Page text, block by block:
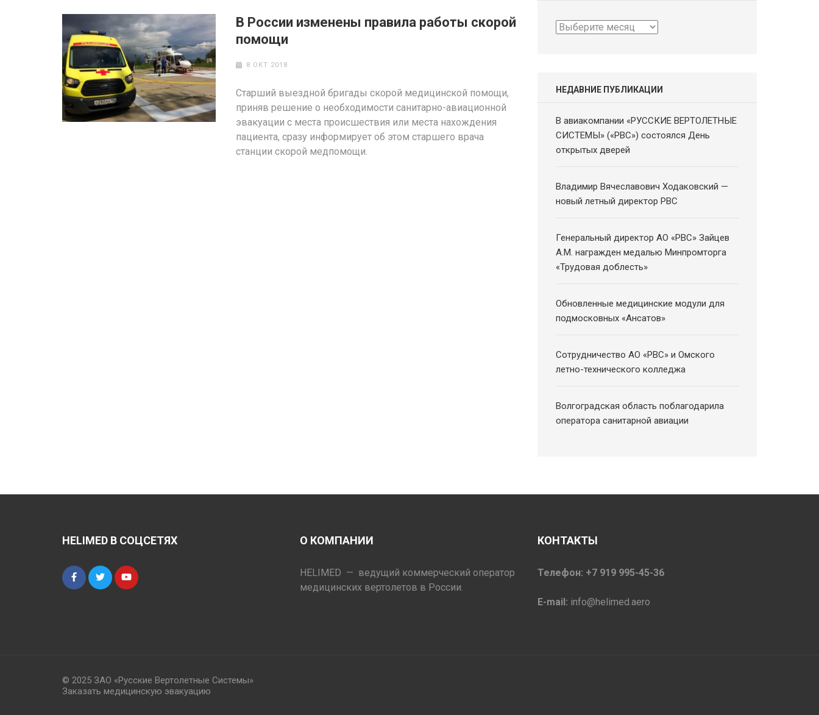
В России изменены правила работы скорой
помощи
8 ОКТ 2018
Старший выездной бригады скорой медицинской помощи,
приняв решение о необходимости санитарно-авиационной
эвакуации с места происшествия или места нахождения
пациента, сразу информирует об этом старшего врача
станции скорой медпомощи.
Архив
НЕДАВНИЕ ПУБЛИКАЦИИ
В авиакомпании «РУССКИЕ ВЕРТОЛЕТНЫЕ
СИСТЕМЫ» («РВС») состоялся День
открытых дверей
Владимир Вячеславович Ходаковский —
новый летный директор РВС
Генеральный директор АО «РВС» Зайцев
А.М. награжден медалью Минпромторга
«Трудовая доблесть»
Обновленные медицинские модули для
подмосковных «Ансатов»
Сотрудничество АО «РВС» и Омского
летно-технического колледжа
Волгоградская область поблагодарила
оператора санитарной авиации
HELIMED В СОЦСЕТЯХ О КОМПАНИИ
HELIMED — ведущий коммерческий оператор
медицинских вертолетов в России.
КОНТАКТЫ
Телефон: +7 919 995-45-36
E-mail: info@helimed.aero
© 2025 ЗАО «Русские Вертолетные Системы»
Заказать медицинскую эвакуацию